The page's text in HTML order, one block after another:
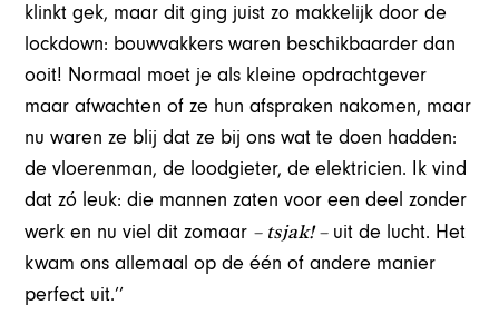
klinkt gek, maar dit ging juist zo makkelijk door de
lockdown: bouwvakkers waren beschikbaarder dan
ooit! Normaal moet je als kleine opdrachtgever
maar afwachten of ze hun afspraken nakomen, maar
nu waren ze blij dat ze bij ons wat te doen hadden:
de vloerenman, de loodgieter, de elektricien. Ik vind
dat zó leuk: die mannen zaten voor een deel zonder
werk en nu viel dit zomaar – tsjak! –uit de lucht. Het
kwam ons allemaal op de één of andere manier
perfect uit.’’